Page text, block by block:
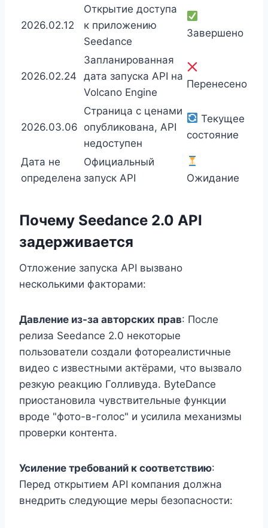
2026.02.12
Открытие доступа
к приложению
Seedance
Завершено
2026.02.24
Запланированная
дата запуска API на
Volcano Engine
Перенесено
2026.03.06
Страница с ценами
опубликована, API
недоступен
Текущее
состояние
Дата не
определена
Официальный
запуск API
Ожидание
Почему Seedance 2.0 API
задерживается
Отложение запуска API вызвано
несколькими факторами:
Давление из-за авторских прав: После
релиза Seedance 2.0 некоторые
пользователи создали фотореалистичные
видео с известными актёрами, что вызвало
резкую реакцию Голливуда. ByteDance
приостановила чувствительные функции
вроде "фото-в-голос" и усилила механизмы
проверки контента.
Усиление требований к соответствию:
Перед открытием API компания должна
внедрить следующие меры безопасности: